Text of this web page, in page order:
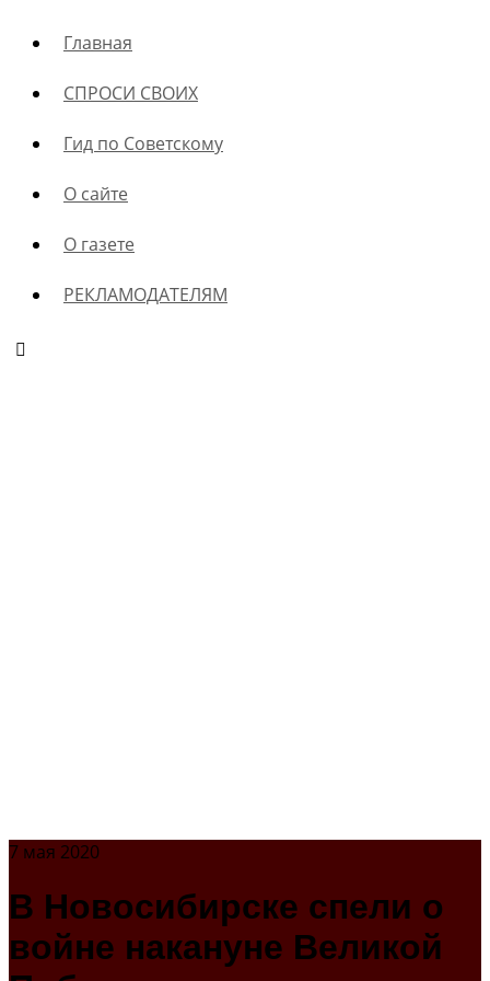
Главная
СПРОСИ СВОИХ
Гид по Советскому
О сайте
О газете
РЕКЛАМОДАТЕЛЯМ
7 мая 2020
В Новосибирске спели о
войне накануне Великой